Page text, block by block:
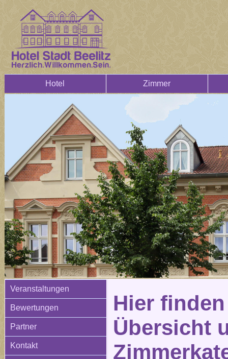
Hotel Zimmer
Veranstaltungen
Bewertungen
Partner
Kontakt
Hier
Übersicht